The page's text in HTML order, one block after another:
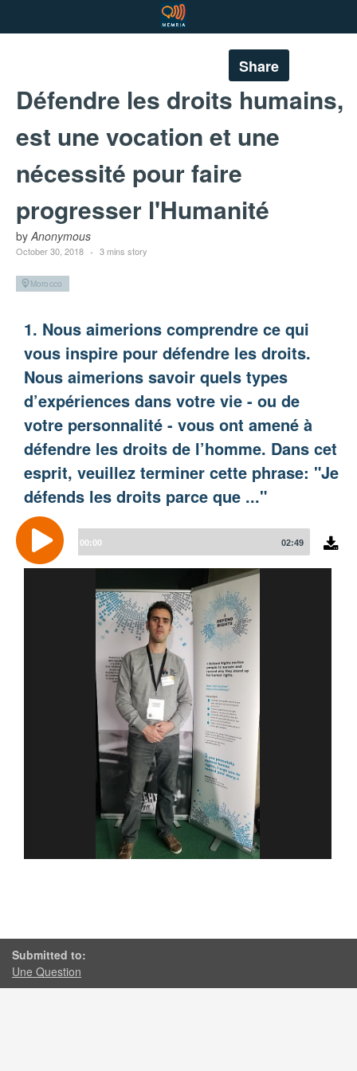
Share
Défendre les droits humains,
est une vocation et une
nécessité pour faire
progresser l'Humanité
byAnonymous
October 30, 2018 3 mins story
Morocco
1. Nous aimerions comprendre ce qui
vous inspire pour défendre les droits.
Nous aimerions savoir quels types
d’expériences dans votre vie - ou de
votre personnalité - vous ont amené à
défendre les droits de l’homme. Dans cet
esprit, veuillez terminer cette phrase: "Je
défends les droits parce que ..."
Audio
Player
00:00 02:49
Submitted to:
Une Question